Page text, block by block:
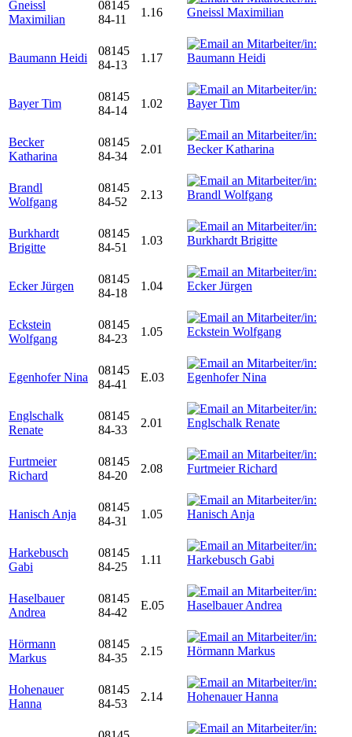
Gneissl
Maximilian
08145
84-11
1.16
Baumann Heidi
08145
84-13
1.17
Bayer Tim
08145
84-14
1.02
Becker
Katharina
08145
84-34
2.01
Brandl
Wolfgang
08145
84-52
2.13
Burkhardt
Brigitte
08145
84-51
1.03
Ecker Jürgen
08145
84-18
1.04
Eckstein
Wolfgang
08145
84-23
1.05
Egenhofer Nina
08145
84-41
E.03
Englschalk
Renate
08145
84-33
2.01
Furtmeier
Richard
08145
84-20
2.08
Hanisch Anja
08145
84-31
1.05
Harkebusch
Gabi
08145
84-25
1.11
Haselbauer
Andrea
08145
84-42
E.05
Hörmann
Markus
08145
84-35
2.15
Hohenauer
Hanna
08145
84-53
2.14